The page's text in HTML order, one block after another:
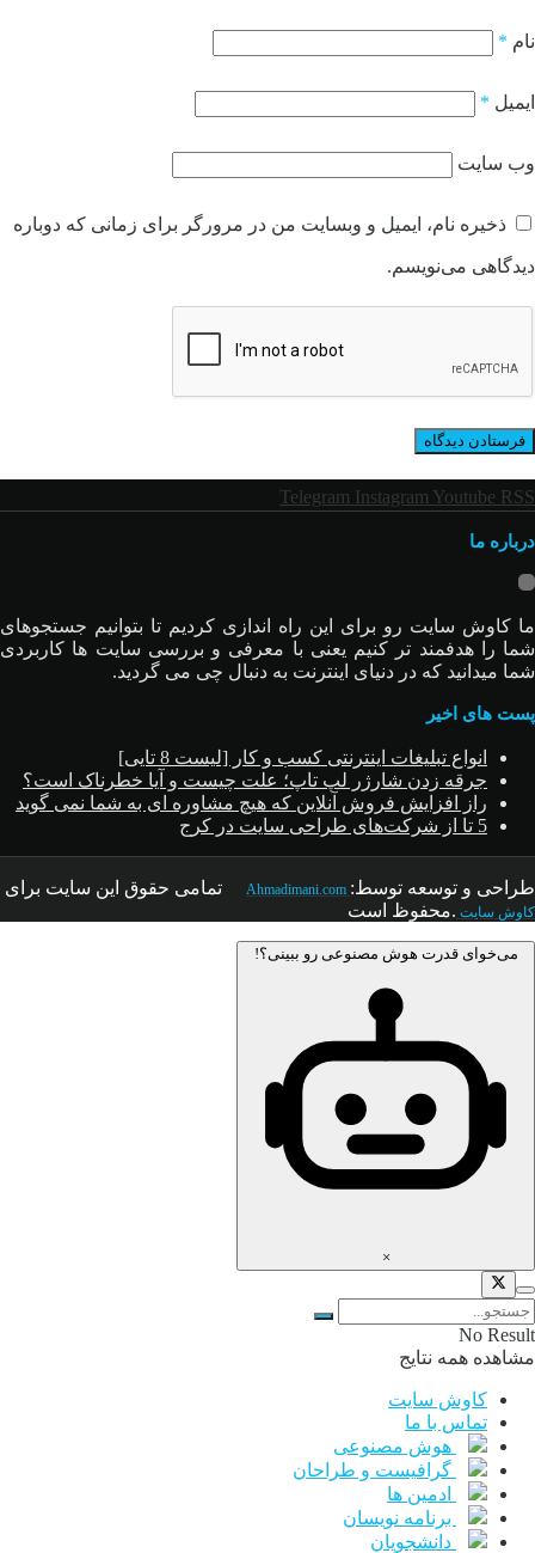
نام *
ایمیل *
وب‌ سایت
ذخیره نام، ایمیل و وبسایت من در مرورگر برای زمانی که دوباره
دیدگاهی می‌نویسم.
Telegram Instagram Youtube RSS
درباره ما
ما کاوش سایت رو برای این راه اندازی کردیم تا بتوانیم جستجوهای
شما را هدفمند تر کنیم یعنی با معرفی و بررسی سایت ها کاربردی
شما میدانید که در دنیای اینترنت به دنبال چی می گردید.
پست های اخیر
انواع تبلیغات اینترنتی کسب و کار [لیست 8 تایی]
جرقه زدن شارژر لپ تاپ؛ علت چیست و آیا خطرناک است؟
راز افزایش فروش آنلاین که هیچ مشاوره ای به شما نمی گوید
5 تا از شرکت‌های طراحی سایت در کرج
طراحی و توسعه توسط: تمامی حقوق این سایت برای
کاوش سایت .محفوظ است
می‌خوای قدرت هوش مصنوعی رو ببینی؟!
×
No Result
مشاهده همه نتایج
کاوش سایت
تماس با ما
هوش مصنوعی
گرافیست و طراحان
ادمین ها
برنامه نویسان
دانشجویان